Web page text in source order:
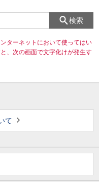
検索
ターネットにおいて使ってはい
、次の画面で文字化けが発生す
て